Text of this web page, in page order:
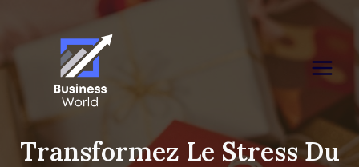
Transformez Le Stress Du